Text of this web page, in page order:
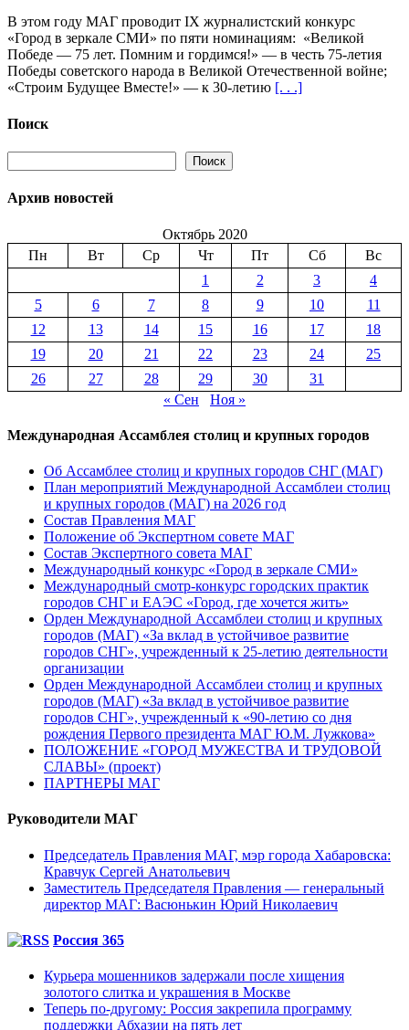
Журналисты
рассказывают
о
любимом
городе
В этом году МАГ проводит IX журналистский конкурс
«Город в зеркале СМИ» по пяти номинациям: «Великой
Победе — 75 лет. Помним и гордимся!» — в честь 75-летия
Победы советского народа в Великой Отечественной войне;
«Строим Будущее Вместе!» — к 30-летию [. . .]
Поиск
Поиск
Архив новостей
Октябрь 2020
Пн
Вт Ср Чт Пт Сб
Вс
1
2 3
4
5
6 7 8 9 10
11
12
13 14 15 16 17
18
19
20 21 22 23 24
25
26
27 28 29 30
31
« Сен
Ноя »
Международная Ассамблея столиц и крупных городов
Об Ассамблее столиц и крупных городов СНГ (МАГ)
План мероприятий Международной Ассамблеи столиц
и крупных городов (МАГ) на 2026 год
Состав Правления МАГ
Положение об Экспертном совете МАГ
Состав Экспертного совета МАГ
Международный конкурс «Город в зеркале СМИ»
Международный смотр-конкурс городских практик
городов СНГ и ЕАЭС «Город, где хочется жить»
Орден Международной Ассамблеи столиц и крупных
городов (МАГ) «За вклад в устойчивое развитие
городов СНГ», учрежденный к 25-летию деятельности
организации
Орден Международной Ассамблеи столиц и крупных
городов (МАГ) «За вклад в устойчивое развитие
городов СНГ», учрежденный к «90-летию со дня
рождения Первого президента МАГ Ю.М. Лужкова»
ПОЛОЖЕНИЕ «ГОРОД МУЖЕСТВА И ТРУДОВОЙ
СЛАВЫ» (проект)
ПАРТНЕРЫ МАГ
Руководители МАГ
Председатель Правления МАГ, мэр города Хабаровска:
Кравчук Сергей Анатольевич
Заместитель Председателя Правления — генеральный
директор МАГ: Васюнькин Юрий Николаевич
Россия 365
Курьера мошенников задержали после хищения
золотого слитка и украшения в Москве
Теперь по-другому: Россия закрепила программу
поддержки Абхазии на пять лет